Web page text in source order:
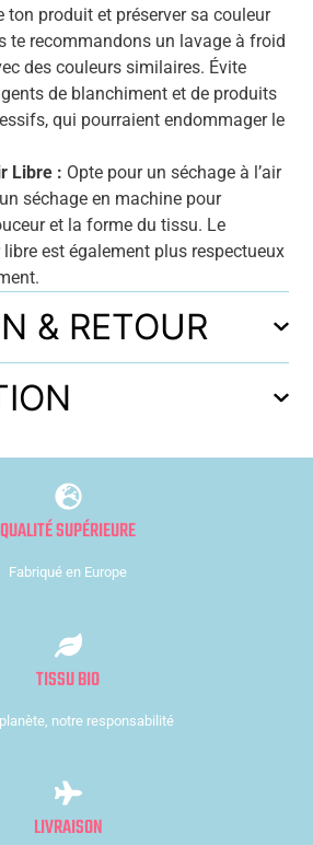
ton produit et préserver sa couleur
te recommandons un lavage à froid
des couleurs similaires. Évite
de blanchiment et de produits
qui pourraient endommager le
Libre : Opte pour un séchage à l’air
séchage en machine pour
et la forme du tissu. Le
libre est également plus respectueux
& RETOUR
QUALITÉ SUPÉRIEURE
Fabriqué en Europe
TISSU BIO
notre responsabilité
LIVRAISON